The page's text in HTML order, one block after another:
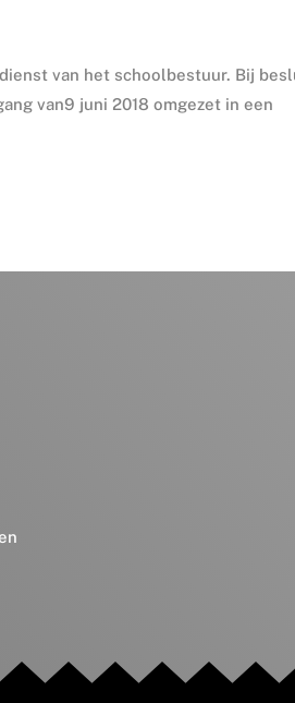
van het schoolbestuur. Bij
van9 juni 2018 omgezet in een